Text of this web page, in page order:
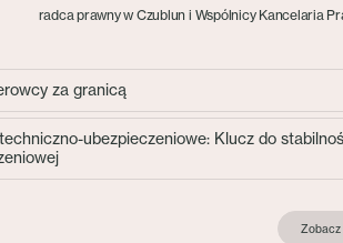
radca prawny w Czublun i Wspólnicy Kancelaria
za granicą
ubezpieczeniowe: Klucz do
Zobacz